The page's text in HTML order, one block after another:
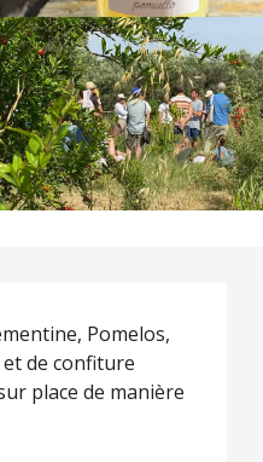
Pomelos,
de confiture
place de manière